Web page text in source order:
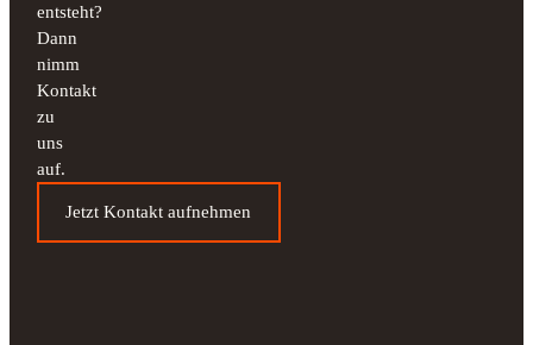
entsteht?
Dann
nimm
Kontakt
zu
uns
auf.
Jetzt Kontakt aufnehmen